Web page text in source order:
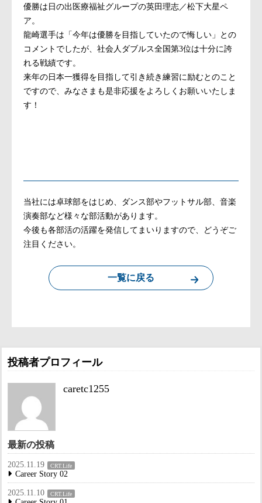
優勝は日の出医療福祉グループの英田理志／松下大星ペ
ア。
龍崎選手は「今年は優勝を目指していたので悔しい」との
コメントでしたが、社会人ダブルス全国第3位は十分に誇
れる戦績です。
来年の日本一獲得を目指して引き続き練習に励むとのこと
ですので、みなさまも是非応援をよろしくお願いいたしま
す！
当社には卓球部をはじめ、ダンス部やフットサル部、音楽
演奏部など様々な部活動があります。
今後も各部活の活躍を発信してまいりますので、どうぞご
注目ください。
一覧に戻る
投稿者プロフィール
caretc1255
最新の投稿
2025.11.19 CRT.Life
Career Story 02
2025.11.10 CRT.Life